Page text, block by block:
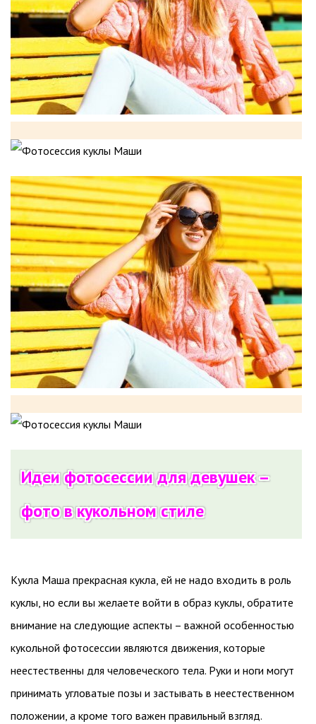
Идеи фотосессии для девушек –
фото в кукольном стиле
Кукла Маша прекрасная кукла, ей не надо входить в роль
куклы, но если вы желаете войти в образ куклы, обратите
внимание на следующие аспекты – важной особенностью
кукольной фотосессии являются движения, которые
неестественны для человеческого тела. Руки и ноги могут
принимать угловатые позы и застывать в неестественном
положении, а кроме того важен правильный взгляд.